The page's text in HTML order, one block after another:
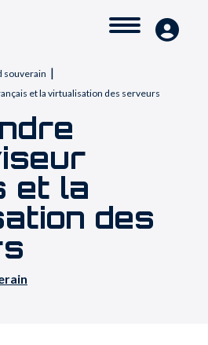
souverain |
et la virtualisation des serveurs
et la
des